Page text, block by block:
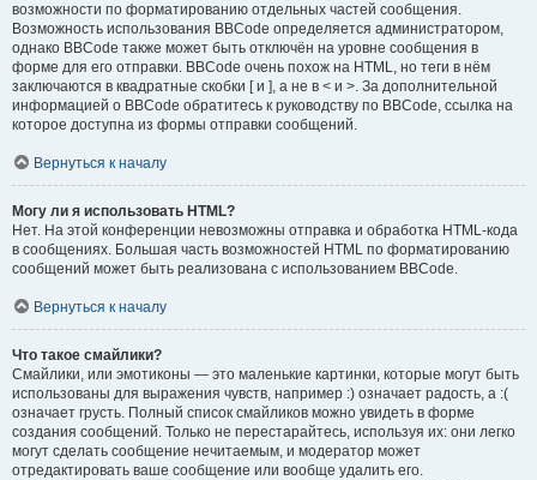
возможности по форматированию отдельных частей сообщения.
Возможность использования BBCode определяется администратором,
однако BBCode также может быть отключён на уровне сообщения в
форме для его отправки. BBCode очень похож на HTML, но теги в нём
заключаются в квадратные скобки [ и ], а не в < и >. За дополнительной
информацией о BBCode обратитесь к руководству по BBCode, ссылка на
которое доступна из формы отправки сообщений.
Вернуться к началу
Могу ли я использовать HTML?
Нет. На этой конференции невозможны отправка и обработка HTML-кода
в сообщениях. Большая часть возможностей HTML по форматированию
сообщений может быть реализована с использованием BBCode.
Вернуться к началу
Что такое смайлики?
Смайлики, или эмотиконы — это маленькие картинки, которые могут быть
использованы для выражения чувств, например :) означает радость, а :(
означает грусть. Полный список смайликов можно увидеть в форме
создания сообщений. Только не перестарайтесь, используя их: они легко
могут сделать сообщение нечитаемым, и модератор может
отредактировать ваше сообщение или вообще удалить его.